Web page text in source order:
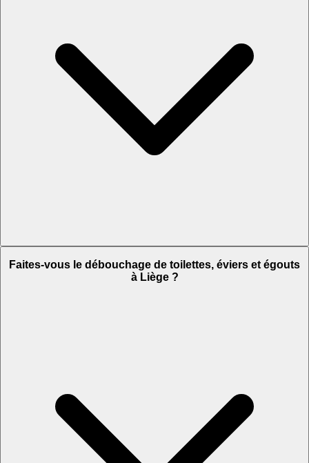
Faites-vous le débouchage de toilettes, éviers et égouts
à Liège ?